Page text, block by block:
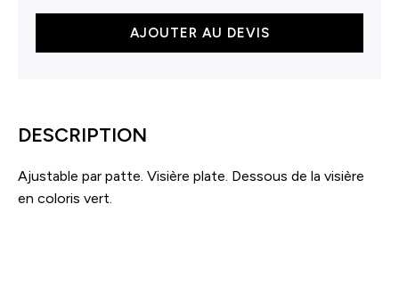
contrastée
AJOUTER AU DEVIS
DESCRIPTION
Ajustable par patte. Visière plate. Dessous de la visière
en coloris vert.